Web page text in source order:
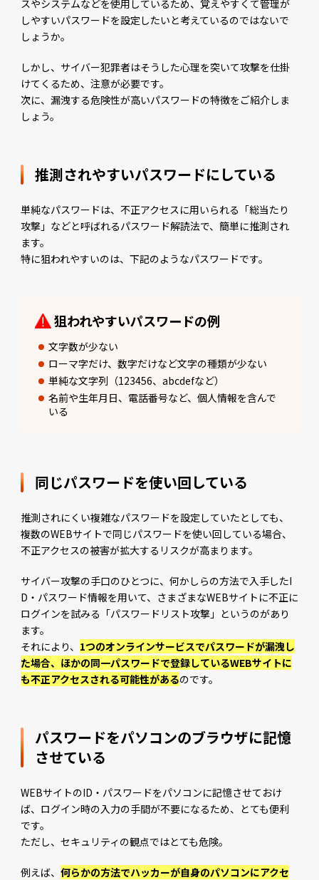
スやシステムなどを使用しているため、覚えやすくて管理が
しやすいパスワードを設定したいと考えているのではないで
しょうか。
しかし、サイバー犯罪者はそうした心理を突いて攻撃を仕掛
けてくるため、注意が必要です。
次に、漏洩する危険性が高いパスワードの特徴をご紹介しま
しょう。
推測されやすいパスワードにしている
単純なパスワードは、不正アクセスに用いられる「総当たり
攻撃」などと呼ばれるパスワード解読法で、簡単に推測され
ます。
特に狙われやすいのは、下記のようなパスワードです。
狙われやすいパスワードの例
文字数が少ない
ローマ字だけ、数字だけなど文字の種類が少ない
単純な文字列（123456、abcdefなど）
名前や生年月日、電話番号など、個人情報を含んで
いる
同じパスワードを使い回している
推測されにくい複雑なパスワードを設定していたとしても、
複数のWEBサイトで同じパスワードを使い回している場合、
不正アクセスの被害が拡大するリスクが高まります。
サイバー攻撃の手口のひとつに、何かしらの方法で入手したI
D・パスワード情報を用いて、さまざまなWEBサイトに不正に
ログインを試みる「パスワードリスト攻撃」というのがあり
ます。
それにより、 1つのオンラインサービスでパスワードが漏洩し
た場合、ほかの同一パスワードで登録しているWEBサイトに
も不正アクセスされる可能性があるのです。
パスワードをパソコンのブラウザに記憶
させている
WEBサイトのID・パスワードをパソコンに記憶させておけ
ば、ログイン時の入力の手間が不要になるため、とても便利
です。
ただし、セキュリティの観点ではとても危険。
例えば、 何らかの方法でハッカーが自身のパソコンにアクセ